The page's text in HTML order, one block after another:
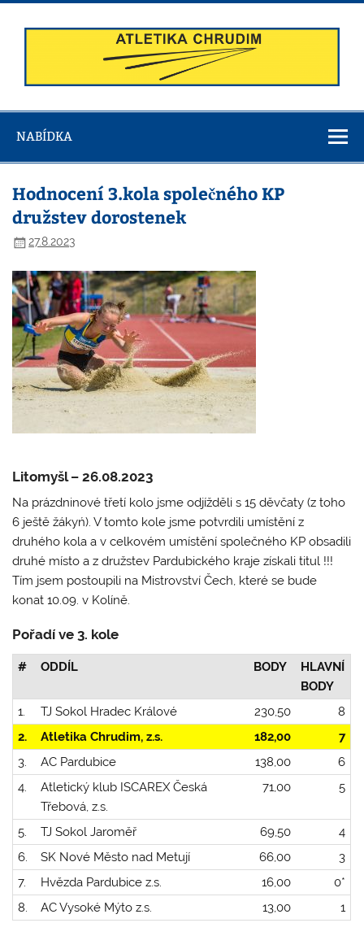
Skip
content
Chrudim
NABÍDKA
Hodnocení 3.kola společného KP
družstev dorostenek
27.8.2023
Litomyšl – 26.08.2023
Na prázdninové třetí kolo jsme odjížděli s 15 děvčaty (z toho
6 ještě žákyń). V tomto kole jsme potvrdili umístění z
druhého kola a v celkovém umístění společného KP obsadili
druhé místo a z družstev Pardubického kraje získali titul !!!
Tím jsem postoupili na Mistrovství Čech, které se bude
konat 10.09. v Kolíně.
Pořadí ve 3. kole
# ODDÍL BODY
HLAVNÍ
BODY
1.
TJ Sokol Hradec Králové 230,50
8
2.
Atletika Chrudim, z.s. 182,00
7
3.
AC Pardubice 138,00
6
4.
Atletický klub ISCAREX Česká
Třebová, z.s.
71,00 5
5. TJ Sokol Jaroměř 69,50
4
6.
SK Nové Město nad Metují 66,00
3
7.
Hvězda Pardubice z.s. 16,00
0*
8.
AC Vysoké Mýto z.s. 13,00 1